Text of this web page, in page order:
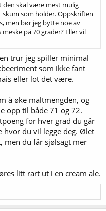
den skal være mest mulig
som holder. Oppskriften
men bør jeg bytte noe av
på 70 grader? Eller vil
trur jeg spiller minimal
som ikke fant
eller lot det være.
å øke maltmengden, og
opp til både 71 og 72.
for hver grad du går
hvor du vil legge deg. Ølet
men du får sjølsagt mer
litt rart ut i en cream ale.